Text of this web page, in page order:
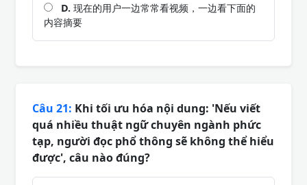
D. 现在的用户一边常常看视频，一边看下面的
内容摘要
Câu 21: Khi tối ưu hóa nội dung: 'Nếu viết
quá nhiều thuật ngữ chuyên ngành phức
tạp, người đọc phổ thông sẽ không thể hiểu
được', câu nào đúng?